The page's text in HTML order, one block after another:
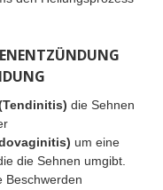
die Sehnen
um eine
die Sehnen umgibt.
Beschwerden